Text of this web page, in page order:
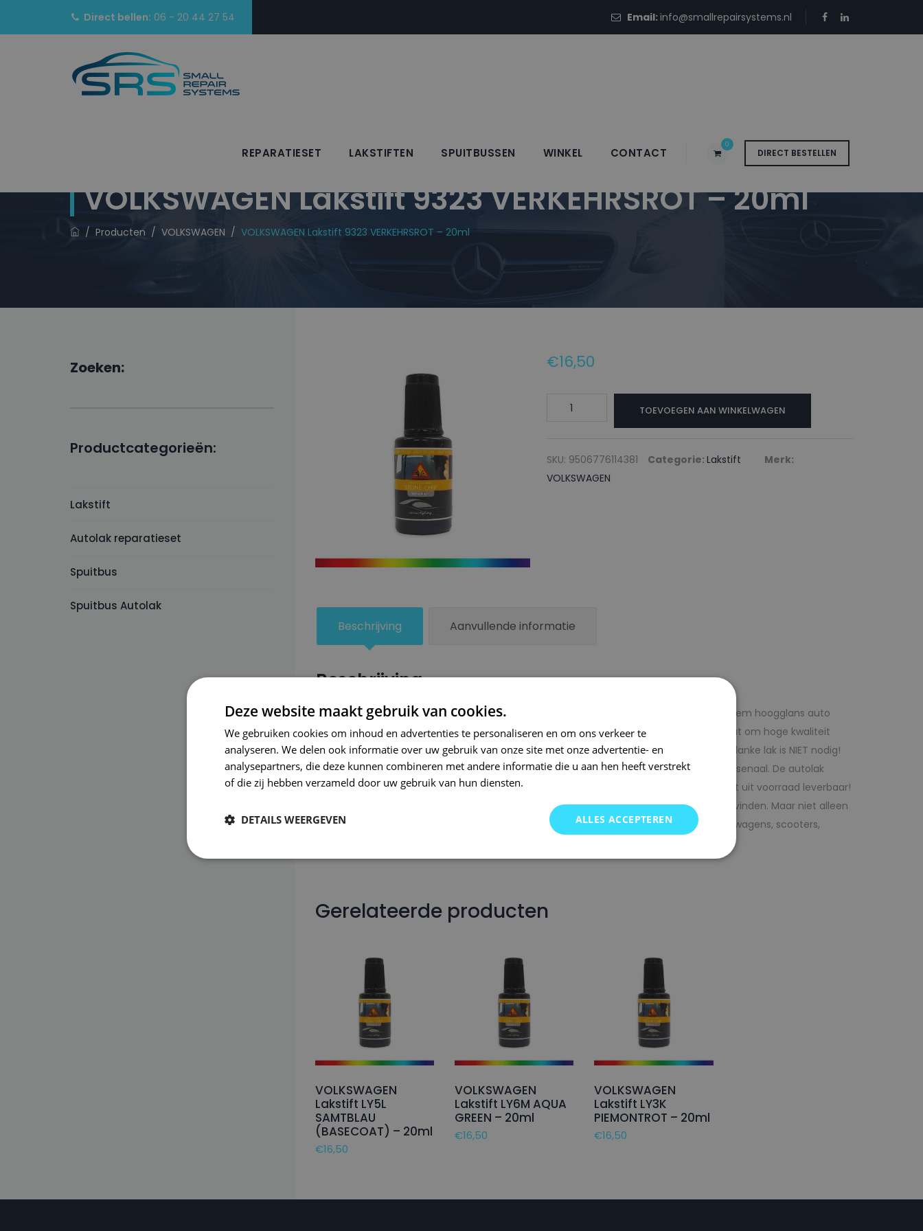
Direct bellen: 06 - 20 44 27 54 Email:info@smallrepairsystems.nl
DIRECT BESTELLEN
0
REPARATIESET LAKSTIFTEN SPUITBUSSEN WINKEL CONTACT
VOLKSWAGEN Lakstift 9323 VERKEHRSROT – 20ml
/ Producten / VOLKSWAGEN / VOLKSWAGEN Lakstift 9323 VERKEHRSROT – 20ml
€16,50
VOLKSWAGEN
VERKEHRSROT
-
TOEVOEGEN AAN WINKELWAGEN
SKU: 9506776114381 Categorie: Lakstift
Merk:
VOLKSWAGEN
Beschrijving Aanvullende informatie
Beschrijving
Een kleiner beschadigd oppervlak van je auto behandel je zelf voordelig met 1laag systeem hoogglans auto
lakstiften van Small Repair Systems. Bij SRS bent u aan het juiste adres wanneer het gaat om hoge kwaliteit
auto lakstiften. Onze auto lakstiften zijn snel drogend en makkelijk te verwerken. Extra blanke lak is NIET nodig!
Wij hebben een gigantisch assortiment met oneindig veel kleurencombinaties in ons arsenaal. De autolak
wordt op kleurcode of kleurnaam gemaakt en is afgevuld met professionele verf. Direct uit voorraad leverbaar!
Om deze reden garanderen wij dat u altijd de gewenste kleur voor uw auto bij SRS kunt vinden. Maar niet alleen
voor auto’s.. Met onze A-kwaliteit auto lakstiften kunt u ook bij ons terecht voor bedrijfswagens, scooters,
Gerelateerde producten
VOLKSWAGEN
Lakstift LY5L
SAMTBLAU
(BASECOAT) – 20ml
€16,50
VOLKSWAGEN
Lakstift LY6M AQUA
GREEN – 20ml
€16,50
VOLKSWAGEN
Lakstift LY3K
PIEMONTROT – 20ml
€16,50
Zoeken:
Productcategorieën:
Lakstift
Autolak reparatieset
Spuitbus
Spuitbus Autolak
Deze website maakt gebruik van cookies.
We gebruiken cookies om inhoud en advertenties te personaliseren en om ons verkeer te
analyseren. We delen ook informatie over uw gebruik van onze site met onze advertentie- en
analysepartners, die deze kunnen combineren met andere informatie die u aan hen heeft verstrekt
of die zij hebben verzameld door uw gebruik van hun diensten.
ALLES ACCEPTEREN
DETAILS WEERGEVEN